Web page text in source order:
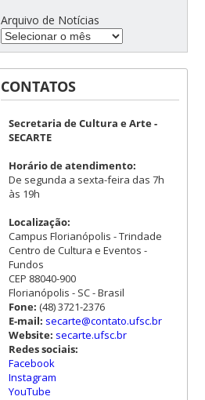
Arquivo de Notícias
CONTATOS
Secretaria de Cultura e Arte -
SECARTE
Horário de atendimento:
De segunda a sexta-feira das 7h
às 19h
Localização:
Campus Florianópolis - Trindade
Centro de Cultura e Eventos -
Fundos
CEP 88040-900
Florianópolis - SC - Brasil
Fone: (48) 3721-2376
E-mail: secarte@contato.ufsc.br
Website: secarte.ufsc.br
Redes sociais:
Facebook
Instagram
YouTube